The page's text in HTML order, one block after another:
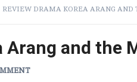
REVIEW DRAMA KOREA ARANG AND
Arang and the